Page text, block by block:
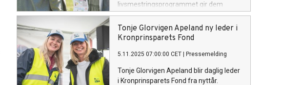
livsmestringsprogrammet gir dem
verktøy for å bygge gode relasjoner og
ta smarte valg. Flyt starter stadig flere
steder, og nå ønsker vi å teste ut nye
Vil din kommune være med?
Tonje Glorvigen Apeland ny leder i
Kronprinsparets Fond
5.11.2025 07:00:00 CET Pressemelding
Tonje Glorvigen Apeland blir daglig leder
i Kronprinsparets Fond fra nyttår.